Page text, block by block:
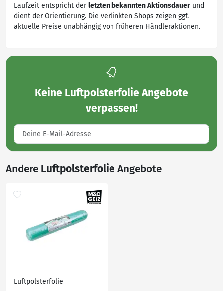
Laufzeit entspricht derletzten bekannten Aktionsdauer und
dient der Orientierung. Die verlinkten Shops zeigen ggf.
aktuelle Preise unabhängig von früheren Händleraktionen.
Keine Luftpolsterfolie Angebote
verpassen!
Andere Luftpolsterfolie Angebote
Luftpolsterfolie